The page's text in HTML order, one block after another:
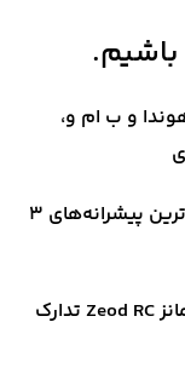
و ب ام و،
بی‌شماری عرضه می‌شوند. یکی از خارق‌العاده‌ترین پیشرانه‌های ۳
قدرت ۴۰۰ اسب بخار است که برای خودروی لمانز Zeod RC تدارک